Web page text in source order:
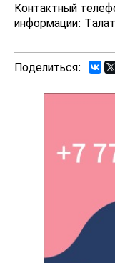
Контактный
информации:
Поделиться: